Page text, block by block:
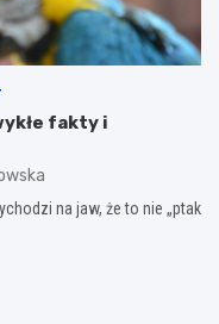
fakty i
na jaw, że to nie „ptak